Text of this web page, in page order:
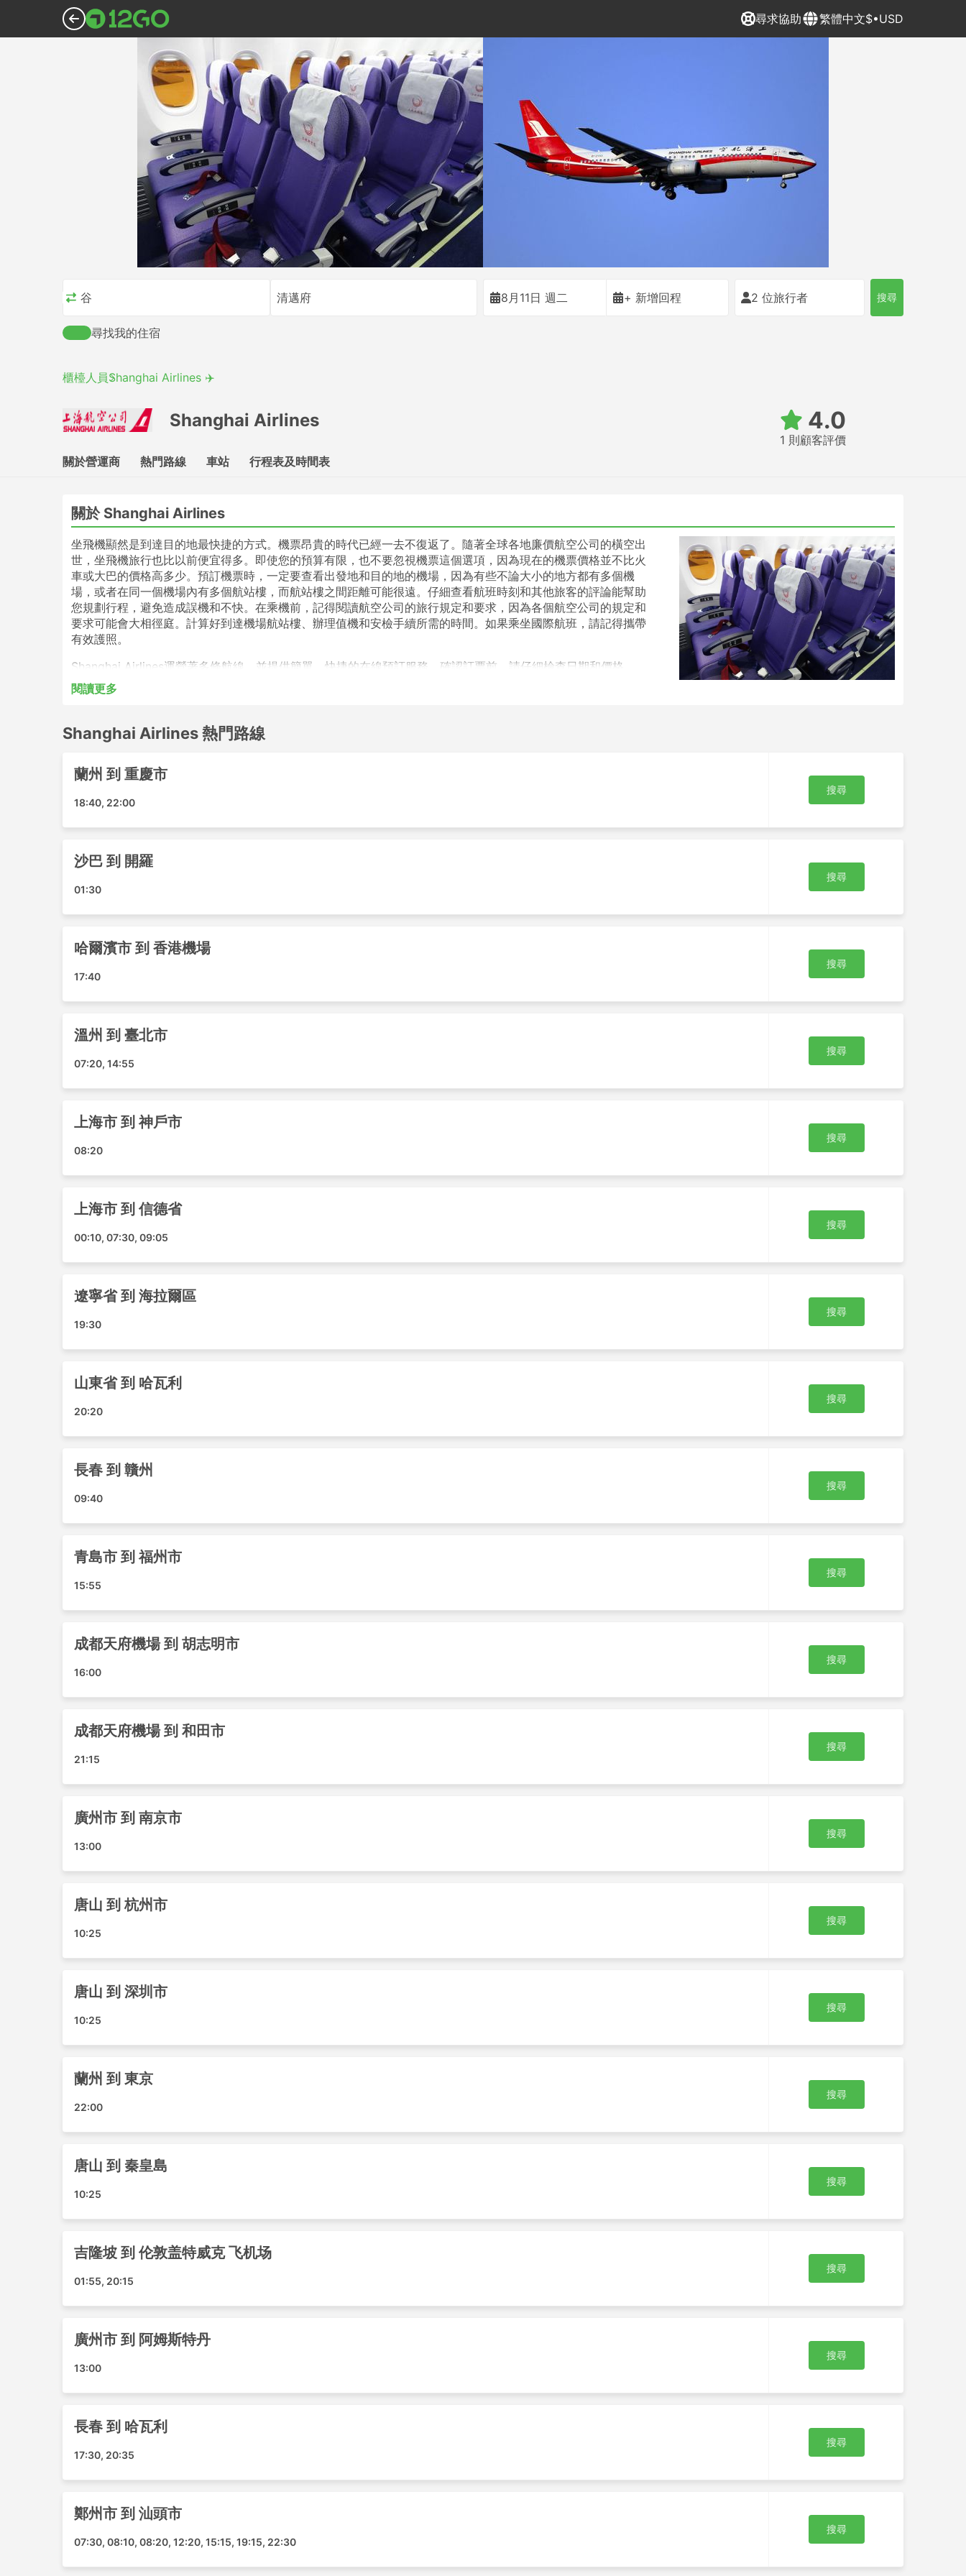
尋求協助 繁體中文$•USD
曼谷 清邁府 8月11日 週二 + 新增回程 2 位旅行者 搜尋
尋找我的住宿
櫃檯人員Shanghai Airlines ✈️
Shanghai Airlines 4.0
1 則顧客評價
關於營運商
熱門路線 車站 行程表及時間表
關於 Shanghai Airlines
坐飛機顯然是到達目的地最快捷的方式。機票昂貴的時代已經一去不復返了。隨著全球各地廉價航空公司的橫空出
世，坐飛機旅行也比以前便宜得多。即使您的預算有限，也不要忽視機票這個選項，因為現在的機票價格並不比火
車或大巴的價格高多少。預訂機票時，一定要查看出發地和目的地的機場，因為有些不論大小的地方都有多個機
場，或者在同一個機場內有多個航站樓，而航站樓之間距離可能很遠。仔細查看航班時刻和其他旅客的評論能幫助
您規劃行程，避免造成誤機和不快。在乘機前，記得閱讀航空公司的旅行規定和要求，因為各個航空公司的規定和
要求可能會大相徑庭。計算好到達機場航站樓、辦理值機和安檢手續所需的時間。如果乘坐國際航班，請記得攜帶
有效護照。
Shanghai Airlines運營著多條航線，並提供簡單、快捷的在線預訂服務。確認訂票前，請仔細檢查日期和價格。
Shanghai Airlines熱門機場
Shanghai Airlines通航全國範圍內的多個國際或國內機場。以下是該運營商通航的主要機場:
北京大興機場
萬州機場
上海浦东国际机场
廣州白雲機場
揭阳潮汕机场
西寧機場
長白山機場
張家界機場
深圳寶安機場
香港機場
檳城國際機場
丹東機場
天津濱海機場
南寧機場
青島流亭機場
秦皇島機場
成都機場
銀川機場
博樂阿拉山口機場
威海機場
仁川機場
西安咸阳国际机场
金浦機場
福州機場
海口機場
鄂爾多斯機場
Toyama Airport
雞西機場
武漢機場
十堰機場
太原武宿機場
長春機場
柳州機場
吉隆玻機場
寧波機場
呼和浩特機場
哥打京那巴魯機場
包頭機場
哈爾濱機場
淮安漣水機場
關西國際機場
釜山機場
海拉爾機場
南昌機場
錦州機場
成田機場
泉州晉江機場
綿陽南郊機場
羽田機場
新瀉機場
成都天府
長沙機場
Taipei Songshan Airport
梧州西江機場
閱讀更多
Shanghai Airlines 熱門路線
蘭州 到 重慶市
18:40, 22:00
搜尋
沙巴 到 開羅
01:30
搜尋
哈爾濱市 到 香港機場
17:40
搜尋
溫州 到 臺北市
07:20, 14:55
搜尋
上海市 到 神戶市
08:20
搜尋
上海市 到 信德省
00:10, 07:30, 09:05
搜尋
遼寧省 到 海拉爾區
19:30
搜尋
山東省 到 哈瓦利
20:20
搜尋
長春 到 贛州
09:40
搜尋
青島市 到 福州市
15:55
搜尋
成都天府機場 到 胡志明市
16:00
搜尋
成都天府機場 到 和田市
21:15
搜尋
廣州市 到 南京市
13:00
搜尋
唐山 到 杭州市
10:25
搜尋
唐山 到 深圳市
10:25
搜尋
蘭州 到 東京
22:00
搜尋
唐山 到 秦皇島
10:25
搜尋
吉隆坡 到 伦敦盖特威克 飞机场
01:55, 20:15
搜尋
廣州市 到 阿姆斯特丹
13:00
搜尋
長春 到 哈瓦利
17:30, 20:35
搜尋
鄭州市 到 汕頭市
07:30, 08:10, 08:20, 12:20, 15:15, 19:15, 22:30
搜尋